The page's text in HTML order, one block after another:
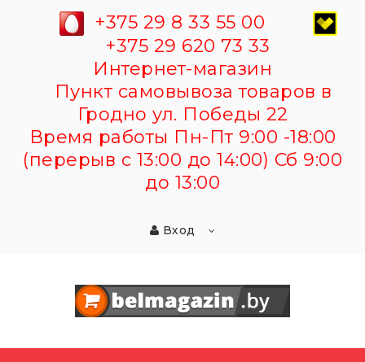
+375 29 8 33 55 00
+375 29 620 73 33
Интернет-магазин
Пункт самовывоза товаров в
Гродно ул. Победы 22
Время работы Пн-Пт 9:00 -18:00
(перерыв с 13:00 до 14:00) Сб 9:00
до 13:00
Вход